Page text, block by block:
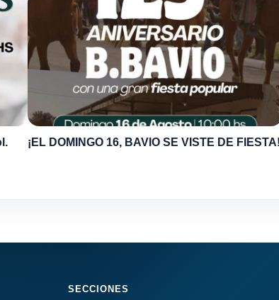
¡EL DOMINGO 16, BAVIO SE VISTE DE FIESTA!
SECCIONES